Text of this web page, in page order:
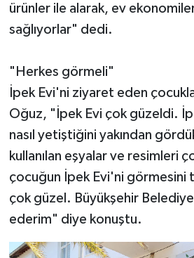
ürünler ile alarak, ev
sağlıyorlar" dedi.
"Herkes görmeli"
İpek Evi'ni ziyaret eden
Oğuz, "İpek Evi çok güzeldi.
nasıl yetiştiğini yakından
kullanılan eşyalar ve resimleri
çocuğun İpek Evi'ni görmesini
çok güzel. Büyükşehir
ederim" diye konuştu.